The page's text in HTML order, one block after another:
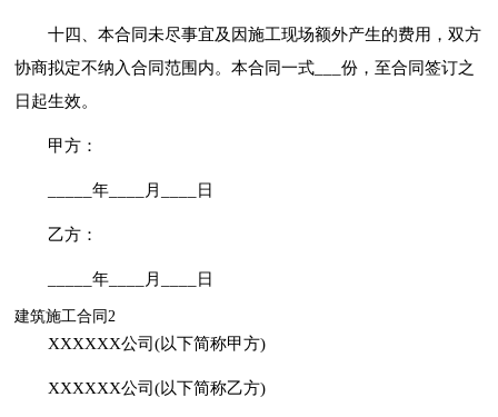
十四、本合同未尽事宜及因施工现场额外产生的费用，双方
协商拟定不纳入合同范围内。本合同一式___份，至合同签订之
日起生效。
甲方：
_____年____月____日
乙方：
_____年____月____日
建筑施工合同2
XXXXXX公司(以下简称甲方)
XXXXXX公司(以下简称乙方)